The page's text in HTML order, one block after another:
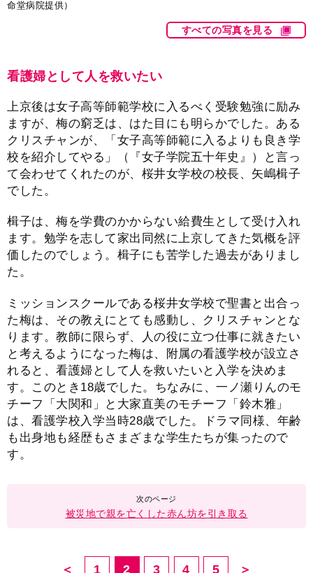
命堂病院提供）
すべての写真を見る
看護婦として人を救いたい
上京後は女子高等師範学校に入るべく受験勉強に励み
ますが、梅の窮乏は、はた目にも明らかでした。ある
クリスチャンが、「女子高等師範に入るよりも良き学
校を紹介してやる」（『女子学院五十年史』）と言っ
て会わせてくれたのが、桜井女学校の校長、矢嶋楫子
でした。
楫子は、梅を学費のかからない給費生として受け入れ
ます。勉学を志して家出同然に上京してきた気概を評
価したのでしょう。楫子にも苦学した過去がありまし
た。
ミッションスクールである桜井女学校で聖書と出合っ
た梅は、その教えにとても感動し、クリスチャンとな
ります。教師に限らず、人の役に立つ仕事に就きたい
と考えるようになった梅は、附属の看護学校が設立さ
れると、看護婦として人を救いたいと入学を決めま
す。このとき18歳でした。ちなみに、一ノ瀬りんのモ
チーフ「大関和」と大家直美のモチーフ「鈴木雅」
は、看護学校入学当時28歳でした。ドラマ同様、年齢
も出身地も経歴もさまざまな学生たちが集ったので
す。
被災地で親を亡くした赤ん坊を引き取る
＜ 1 2 3 4 5 ＞